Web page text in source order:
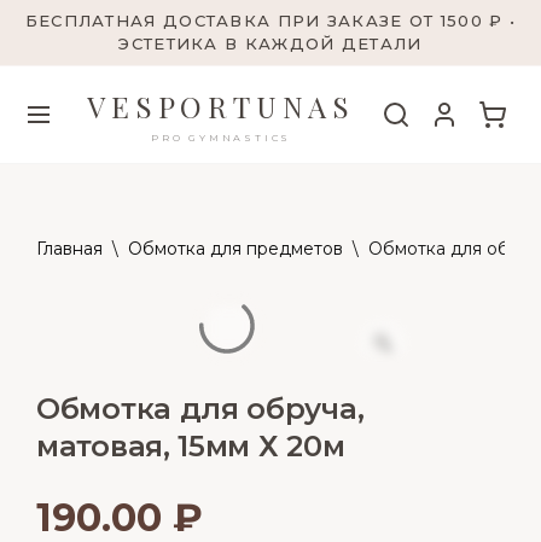
БЕСПЛАТНАЯ ДОСТАВКА ПРИ ЗАКАЗЕ ОТ 1500 ₽ •
ЭСТЕТИКА В КАЖДОЙ ДЕТАЛИ
VESPORTUNAS
PRO GYMNASTICS
Главная \ Обмотка для предметов \ Обмотка для
Обмотка для обруча,
матовая, 15мм Х 20м
190.00 ₽